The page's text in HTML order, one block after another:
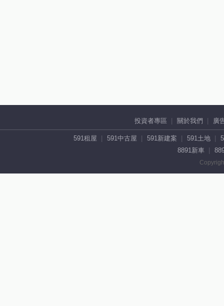
投資者專區 關於我們 廣
591租屋 591中古屋 591新建案 591土地
8891新車